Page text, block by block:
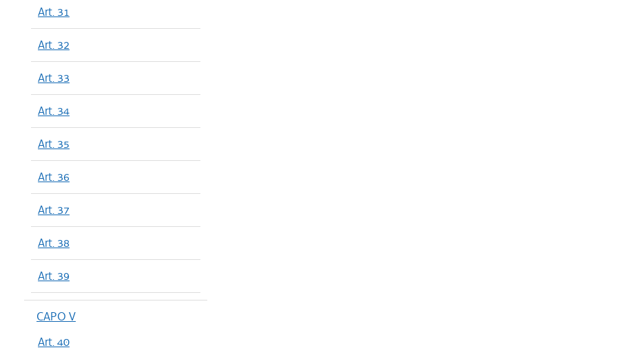
Art. 31
Art. 32
Art. 33
Art. 34
Art. 35
Art. 36
Art. 37
Art. 38
Art. 39
CAPO V
Art. 40